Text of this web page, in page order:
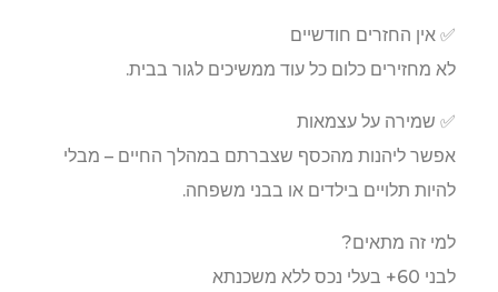
✅ אין החזרים חודשיים
לא מחזירים כלום כל עוד ממשיכים לגור בבית.
✅ שמירה על עצמאות
אפשר ליהנות מהכסף שצברתם במהלך החיים – מבלי
להיות תלויים בילדים או בבני משפחה.
למי זה מתאים?
לבני 60+ בעלי נכס ללא משכנתא